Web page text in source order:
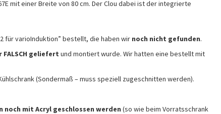
mit einer Breite von 80 cm. Der Clou dabei ist der integrierte
für varioInduktion” bestellt, die haben wir noch nicht gefunden.
geliefert und montiert wurde. Wir hatten eine bestellt mit
(Sondermaß – muss speziell zugeschnitten werden).
noch mit Acryl geschlossen werden (so wie beim Vorratsschrank